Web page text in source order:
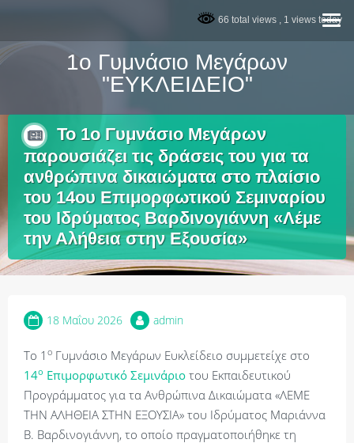
content
66 total views , 1 views today
1ο Γυμνάσιο Μεγάρων
"ΕΥΚΛΕΙΔΕΙΟ"
Το 1ο Γυμνάσιο Μεγάρων
παρουσιάζει τις δράσεις του για τα
ανθρώπινα δικαιώματα στο πλαίσιο
του 14ου Επιμορφωτικού Σεμιναρίου
του Ιδρύματος Βαρδινογιάννη «Λέμε
την Αλήθεια στην Εξουσία»
18 Μαΐου 2026 admin
Το 1 ο Γυμνάσιο Μεγάρων Ευκλείδειο συμμετείχε στο
14ο Επιμορφωτικό Σεμινάριο του Εκπαιδευτικού
Προγράμματος για τα Ανθρώπινα Δικαιώματα «ΛΕΜΕ
ΤΗΝ ΑΛΗΘΕΙΑ ΣΤΗΝ ΕΞΟΥΣΙΑ» του Ιδρύματος Μαριάννα
Β. Βαρδινογιάννη, το οποίο πραγματοποιήθηκε τη